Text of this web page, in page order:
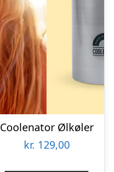
Coolenator Ølkøler
kr. 129,00